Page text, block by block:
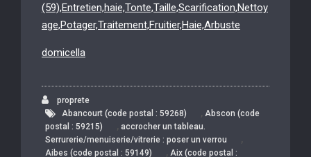
(59),Entretien,haie,Tonte,Taille,Scarification,Nettoy
age,Potager,Traitement,Fruitier,Haie,Arbuste
domicella
proprete
Abancourt (code postal : 59268)
, Abscon (code
postal : 59215)
, accrocher un tableau.
Serrurerie/menuiserie/vitrerie : poser un verrou
,
Aibes (code postal : 59149) , Aix (code postal :